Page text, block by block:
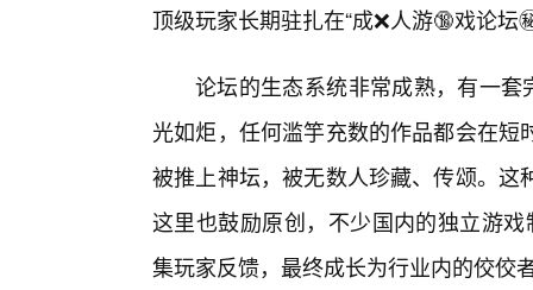
顶级玩家长期驻扎在“成❌人游🔞戏论坛
论坛的生态系统非常成熟，有一套
光如炬，任何滥竽充数的作品都会在
被推上神坛，被无数人珍藏、传颂。
这里也鼓励原创，不少国内的独立游
集玩家反馈，最终成长为行业内的佼佼